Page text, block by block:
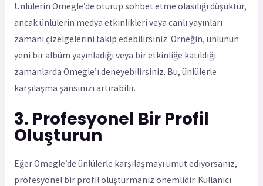
Ünlülerin Omegle’de oturup sohbet etme olasılığı düşüktür,
ancak ünlülerin medya etkinlikleri veya canlı yayınları
zamanı çizelgelerini takip edebilirsiniz. Örneğin, ünlünün
yeni bir albüm yayınladığı veya bir etkinliğe katıldığı
zamanlarda Omegle’ı deneyebilirsiniz. Bu, ünlülerle
karşılaşma şansınızı artırabilir.
3. Profesyonel Bir Profil
Oluşturun
Eğer Omegle’de ünlülerle karşılaşmayı umut ediyorsanız,
profesyonel bir profil oluşturmanız önemlidir. Kullanıcı